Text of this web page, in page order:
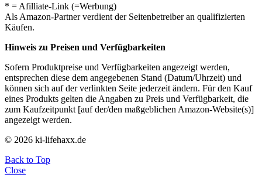
* = Afilliate-Link (=Werbung)
Als Amazon-Partner verdient der Seitenbetreiber an qualifizierten
Käufen.
Hinweis zu Preisen und Verfügbarkeiten
Sofern Produktpreise und Verfügbarkeiten angezeigt werden,
entsprechen diese dem angegebenen Stand (Datum/Uhrzeit) und
können sich auf der verlinkten Seite jederzeit ändern. Für den Kauf
eines Produkts gelten die Angaben zu Preis und Verfügbarkeit, die
zum Kaufzeitpunkt [auf der/den maßgeblichen Amazon-Website(s)]
angezeigt werden.
© 2026 ki-lifehaxx.de
Back to Top
Close